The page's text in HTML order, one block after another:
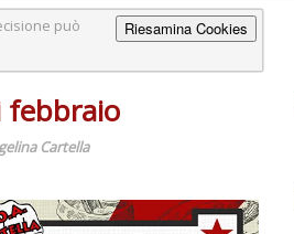
Riesamina Cookies
può
febbraio
Cartella